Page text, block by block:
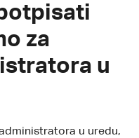
za
u
u uredu,